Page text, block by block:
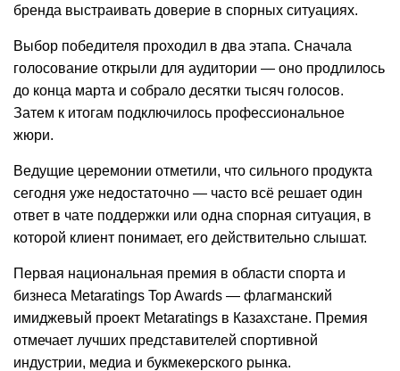
бренда выстраивать доверие в спорных ситуациях.
Выбор победителя проходил в два этапа. Сначала
голосование открыли для аудитории — оно продлилось
до конца марта и собрало десятки тысяч голосов.
Затем к итогам подключилось профессиональное
жюри.
Ведущие церемонии отметили, что сильного продукта
сегодня уже недостаточно — часто всё решает один
ответ в чате поддержки или одна спорная ситуация, в
которой клиент понимает, его действительно слышат.
Первая национальная премия в области спорта и
бизнеса Metaratings Top Awards — флагманский
имиджевый проект Metaratings в Казахстане. Премия
отмечает лучших представителей спортивной
индустрии, медиа и букмекерского рынка.